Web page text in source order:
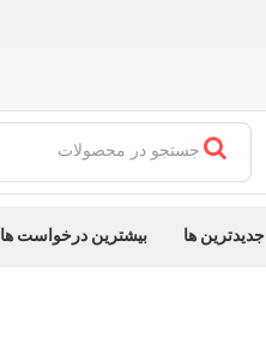
جستجو در محصولات
جدیدترین ها بیشترین درخواست ها